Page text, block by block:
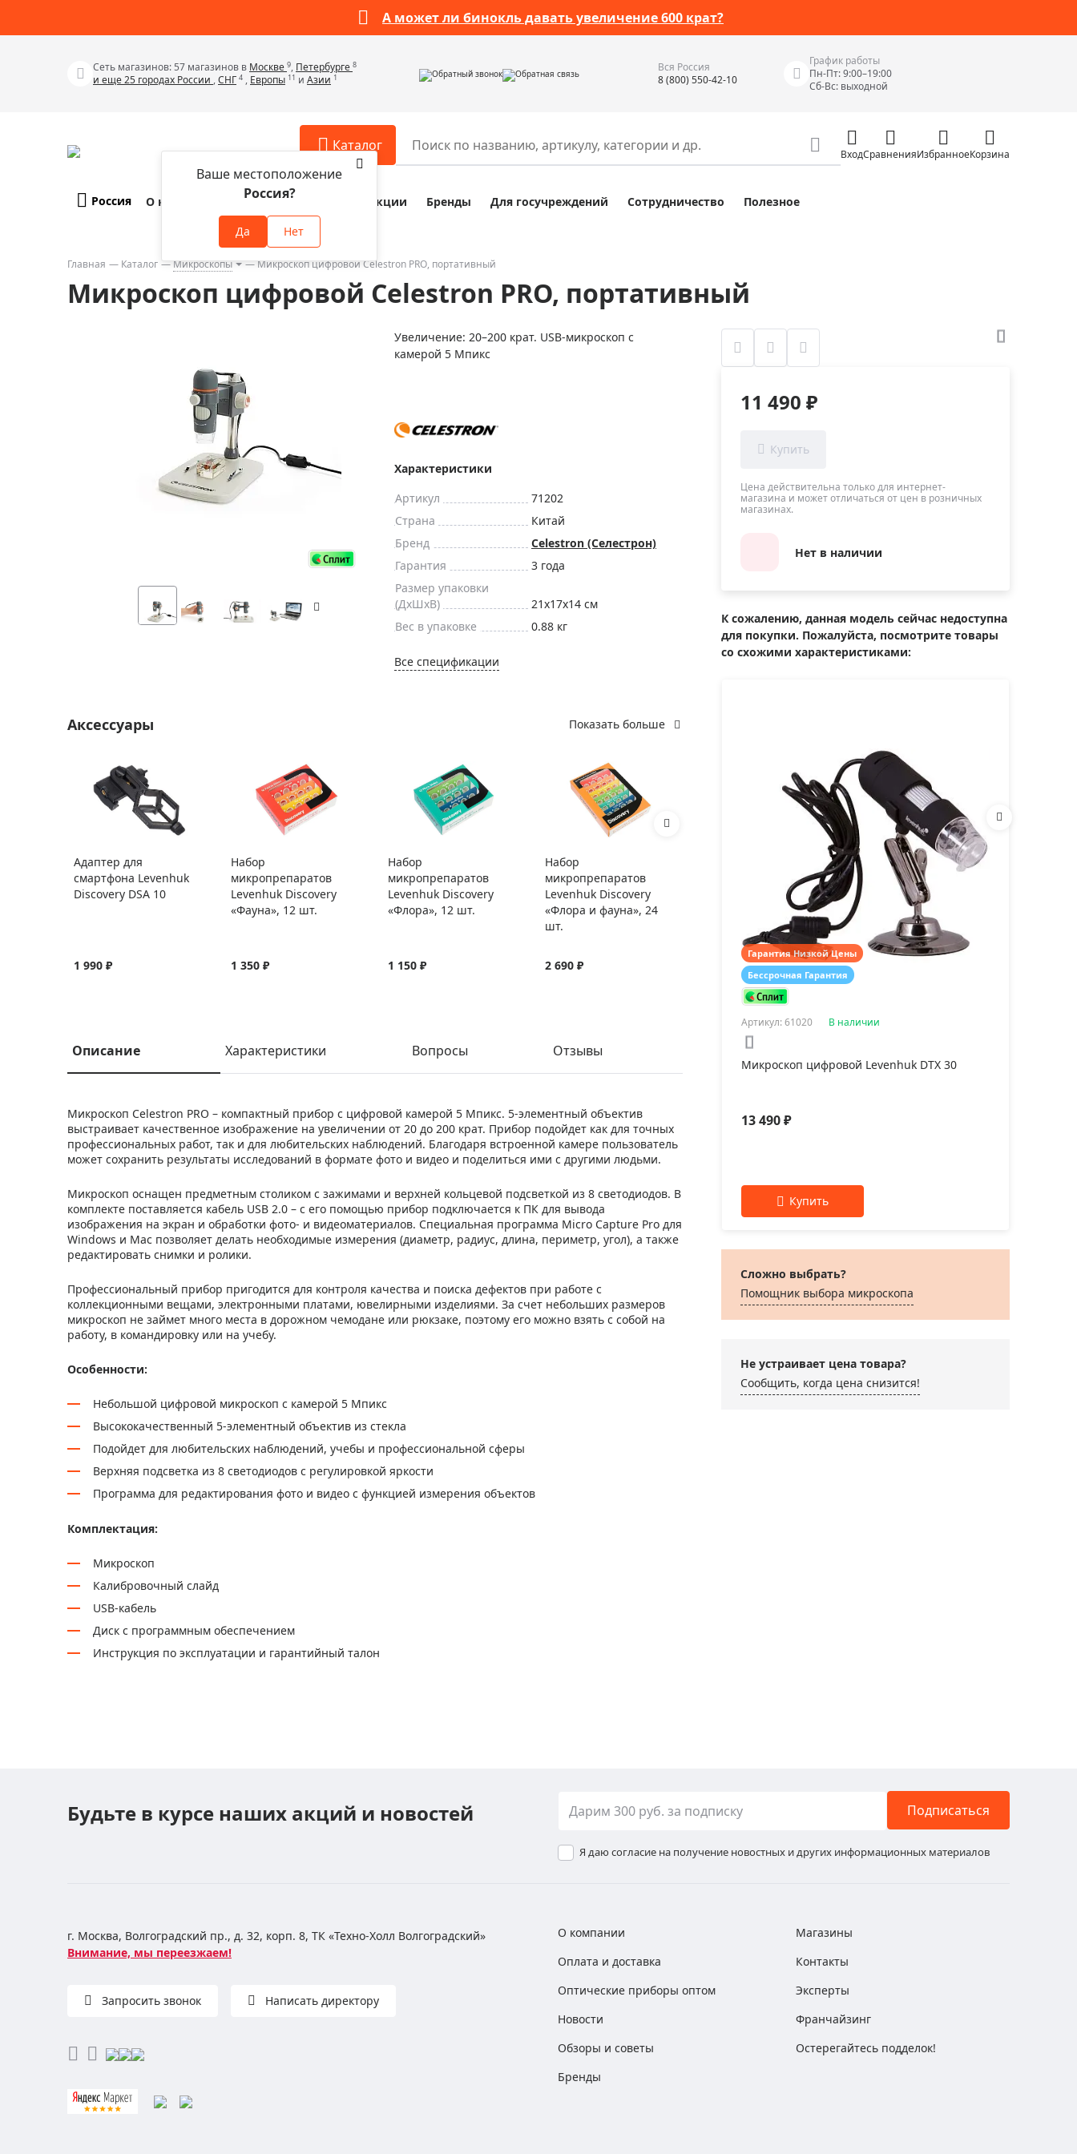
А может ли бинокль давать увеличение 600 крат?
Сеть магазинов: 57 магазинов в Москве 9, Петербурге 8
и еще 25 городах России ,СНГ 4 , Европы 11 и Азии 1 Обратный звонок Обратная связь
Вся Россия
8 (800) 550-42-10
График работы
Пн-Пт: 9:00–19:00
Сб-Вс: выходной
Каталог
Телескопы
Бинокли
Зрительные трубы
Приборы ночного видения
Метеостанции, барометры, часы
Астропланетарии
Аксессуары для микроскопов
Аксессуары для зрительных труб
Аксессуары для луп
Аксессуары для приборов ночного
Распродажа оптики по специальным
Распродажа выставочных образцов
Разное
Наборы исследователя Bresser Junior
Наборы для химических опытов
Глобусы
Фонари
Элементы питания, карты памяти
Экшн-камеры
Фотооборудование
Измерительные инструменты
Приборы неразрушающего контроля
Приборы теплового контроля
Детекторы проводки
Измерители параметров окружающей
среды
Видеоэндоскопы
Нивелиры оптические
Металлоискатели
ВходСравненияИзбранноеКорзина
Россия
Ваше местоположение
Россия?
Да Нет
О компании Оплата и доставка Акции Бренды Для госучреждений Сотрудничество Полезное
Главная Каталог Микроскопы Микроскоп цифровой Celestron PRO, портативный
Микроскоп цифровой Celestron PRO, портативный
Увеличение: 20–200 крат. USB-микроскоп с
камерой 5 Мпикс
Характеристики
Артикул
71202
Страна
Китай
Бренд
Celestron (Селестрон)
Гарантия
3 года
Размер упаковки
(ДxШxВ)
21x17x14 см
Вес в упаковке
0.88 кг
Все спецификации
Аксессуары Показать больше
Адаптер для
смартфона Levenhuk
Discovery DSA 10
1 990 ₽
Набор
микропрепаратов
Levenhuk Discovery
«Фауна», 12 шт.
1 350 ₽
Набор
микропрепаратов
Levenhuk Discovery
«Флора», 12 шт.
1 150 ₽
Набор
микропрепаратов
Levenhuk Discovery
«Флора и фауна», 24
шт.
2 690 ₽
Levenhuk Discovery 50
Книга знаний
«Невидимый мир»
920 ₽
Описание Характеристики Вопросы Отзывы
Микроскоп Celestron PRO – компактный прибор с цифровой камерой 5 Мпикс. 5-элементный объектив
выстраивает качественное изображение на увеличении от 20 до 200 крат. Прибор подойдет как для точных
профессиональных работ, так и для любительских наблюдений. Благодаря встроенной камере пользователь
может сохранить результаты исследований в формате фото и видео и поделиться ими с другими людьми.
Микроскоп оснащен предметным столиком с зажимами и верхней кольцевой подсветкой из 8 светодиодов. В
комплекте поставляется кабель USB 2.0 – с его помощью прибор подключается к ПК для вывода
изображения на экран и обработки фото- и видеоматериалов. Специальная программа Micro Capture Pro для
Windows и Mac позволяет делать необходимые измерения (диаметр, радиус, длина, периметр, угол), а также
редактировать снимки и ролики.
Профессиональный прибор пригодится для контроля качества и поиска дефектов при работе с
коллекционными вещами, электронными платами, ювелирными изделиями. За счет небольших размеров
микроскоп не займет много места в дорожном чемодане или рюкзаке, поэтому его можно взять с собой на
работу, в командировку или на учебу.
Особенности:
Небольшой цифровой микроскоп с камерой 5 Мпикс
Высококачественный 5-элементный объектив из стекла
Подойдет для любительских наблюдений, учебы и профессиональной сферы
Верхняя подсветка из 8 светодиодов с регулировкой яркости
Программа для редактирования фото и видео с функцией измерения объектов
Комплектация:
Микроскоп
Калибровочный слайд
USB-кабель
Диск с программным обеспечением
Инструкция по эксплуатации и гарантийный талон
11 490 ₽
Цена действительна только для интернет-
магазина и может отличаться от цен в розничных
магазинах.
Нет в наличии
К сожалению, данная модель сейчас недоступна
для покупки. Пожалуйста, посмотрите товары
со схожими характеристиками:
Гарантия Низкой Цены
Бессрочная Гарантия
Артикул: 61020 В наличии
Микроскоп цифровой Levenhuk DTX 30
13 490 ₽
Сложно выбрать?
Помощник выбора микроскoпа
Не устраивает цена товара?
Сообщить, когда цена снизится!
Будьте в курсе наших акций и новостей Подписаться
Я даю согласие на получение новостных и других информационных материалов
г. Москва, Волгоградский пр., д. 32, корп. 8, ТК «Техно-Холл Волгоградский»
Внимание, мы переезжаем!
Запросить звонок Написать директору
О компании
Оплата и доставка
Оптические приборы оптом
Новости
Обзоры и советы
Бренды
Магазины
Контакты
Эксперты
Франчайзинг
Остерегайтесь подделок!